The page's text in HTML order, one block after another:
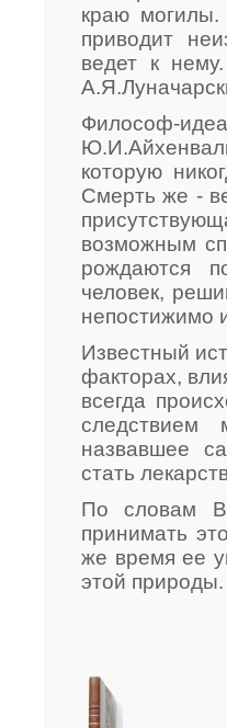
краю
приводит
ведет к
Философ-
которую
Смерть же -
возможным
рождаются
человек,
непостижимо
Известный
факторах,
всегда
следствием
назвавшее
стать
По словам
принимать
же время ее
этой природы.